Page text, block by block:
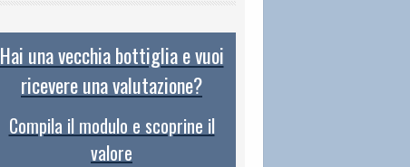
Hai una vecchia bottiglia e vuoi
ricevere una valutazione?
Compila il modulo e scoprine il
valore